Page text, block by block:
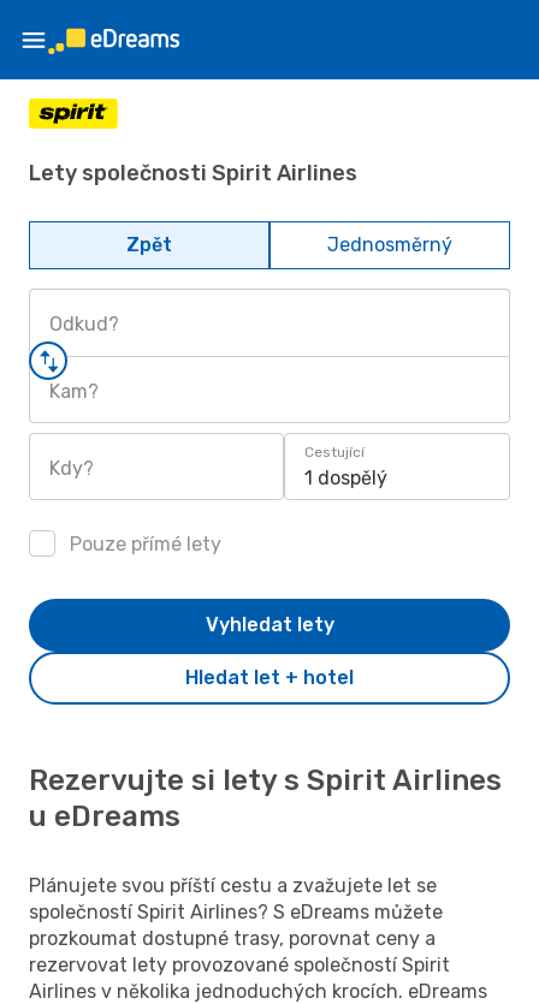
Lety společnosti Spirit Airlines
Zpět Jednosměrný
Odkud?
Kam?
Kdy?
Cestující
1 dospělý
Pouze přímé lety
Hledat let + hotel
Vyhledat lety
Rezervujte si lety s Spirit Airlines
u eDreams
Plánujete svou příští cestu a zvažujete let se
společností Spirit Airlines? S eDreams můžete
prozkoumat dostupné trasy, porovnat ceny a
rezervovat lety provozované společností Spirit
Airlines v několika jednoduchých krocích. eDreams